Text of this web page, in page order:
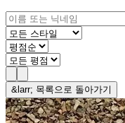
&larr; 목록으로 돌아가기